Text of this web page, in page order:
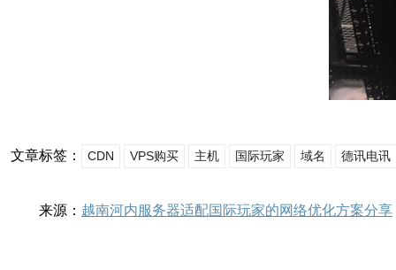
文章标签： CDN VPS购买 主机 国际玩家 域名 德讯电讯
来源： 越南河内服务器适配国际玩家的网络优化方案分享